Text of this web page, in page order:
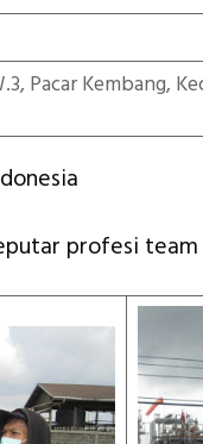
Pacar Kembang,
profesi team